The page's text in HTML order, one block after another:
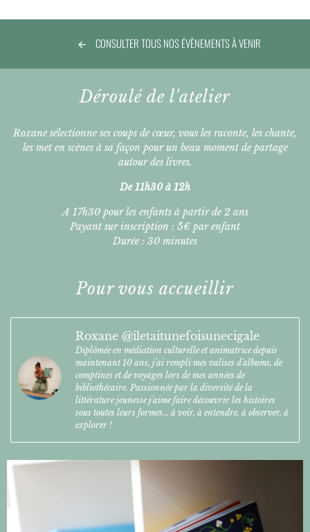
CONSULTER TOUS NOS ÉVÈNEMENTS À VENIR
Déroulé de l'atelier
Roxane sélectionne ses coups de cœur, vous les raconte, les chante,
les met en scènes à sa façon pour un beau moment de partage
autour des livres.
De 11h30 à 12h
A 17h30 pour les enfants à partir de 2 ans
Payant sur inscription : 5€ par enfant
Durée : 30 minutes
Pour vous accueillir
Roxane @iletaitunefoisunecigale
Diplômée en médiation culturelle et animatrice depuis
maintenant 10 ans, j'ai rempli mes valises d'albums, de
comptines et de voyages lors de mes années de
bibliothécaire. Passionnée par la diversité de la
littérature jeunesse j'aime faire découvrir les histoires
sous toutes leurs formes... à voir, à entendre, à observer, à
explorer !